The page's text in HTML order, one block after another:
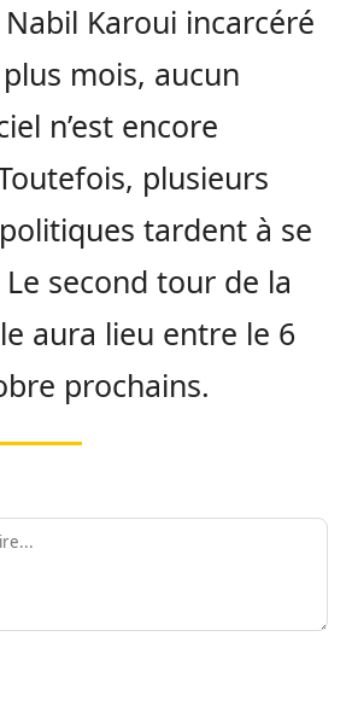
Karoui incarcéré
mois, aucun
n’est encore
plusieurs
tardent à se
second tour de la
aura lieu entre le 6
prochains.